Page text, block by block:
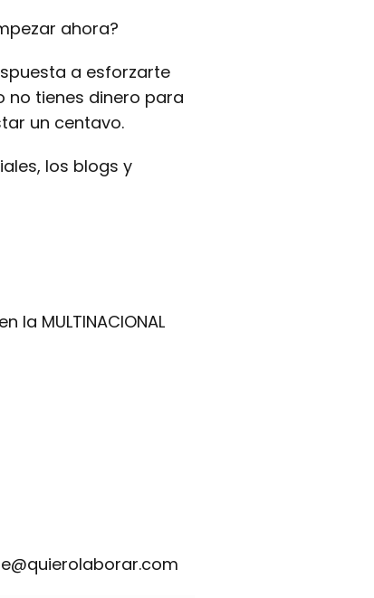
ahora?
a esforzarte
no tienes dinero para
un centavo.
los blogs y
la MULTINACIONAL